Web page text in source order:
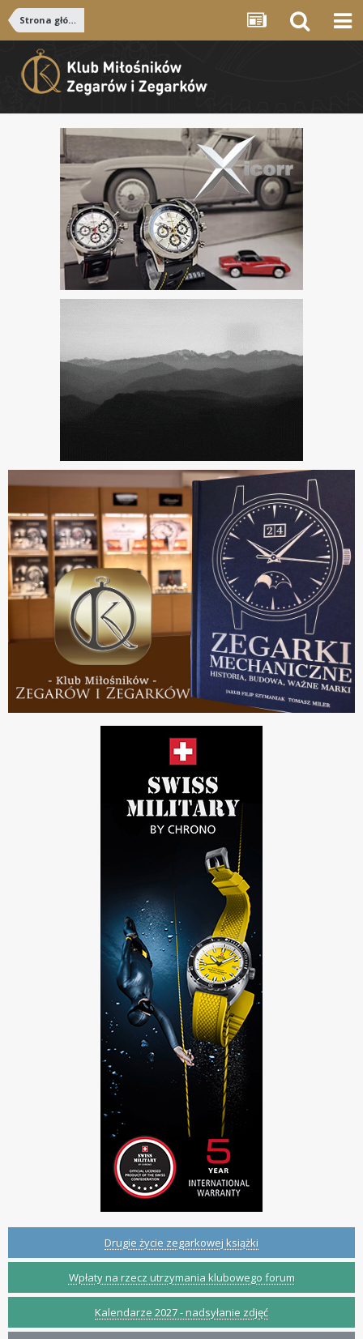
Strona główna
Drugie życie zegarkowej książki
Wpłaty na rzecz utrzymania klubowego forum
Kalendarze 2027 - nadsyłanie zdjęć